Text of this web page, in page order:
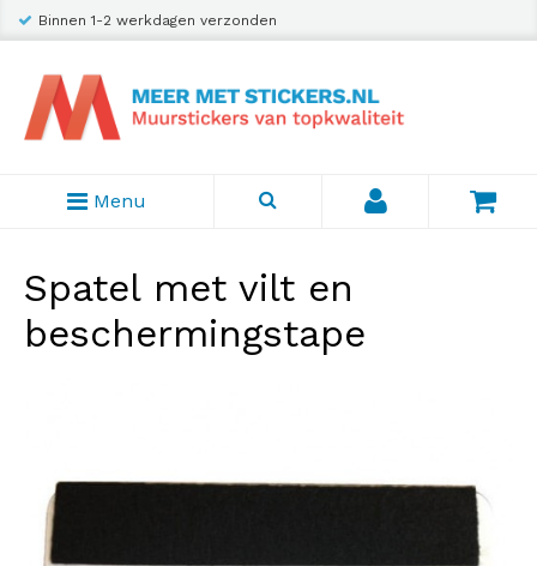
Binnen 1-2 werkdagen verzonden
Menu
Spatel met vilt en
beschermingstape